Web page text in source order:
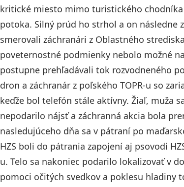
kritické miesto mimo turistického
potoka. Silný prúd ho strhol a on
smerovali záchranári z Oblastného
poveternostné podmienky nebolo možné
postupne prehľadávali tok rozvodneného
dron a záchranár z poľského TOPR-u so
keďže bol telefón stále aktívny. Žiaľ, muža
nepodarilo nájsť a záchranná akcia bola
nasledujúceho dňa sa v pátraní po
HZS boli do pátrania zapojení aj psovodi
u. Telo sa nakoniec podarilo lokalizovať v
pomoci očitých svedkov a poklesu hladiny